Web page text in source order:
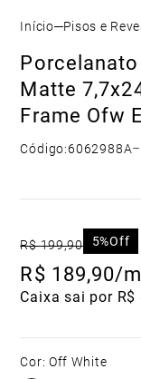
Pisos e
Matte
Frame Ofw
Código:6062988A–
R$ 199,90 5%Off
R$ 189,90/
Caixa sai por R$
Cor: Off White
8
toalheiro
9º
torneira parede